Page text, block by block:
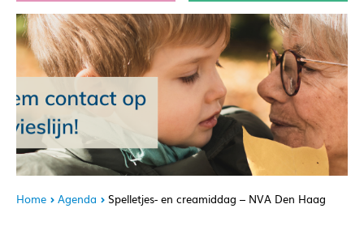
Home Agenda Spelletjes- en creamiddag – NVA Den Haag